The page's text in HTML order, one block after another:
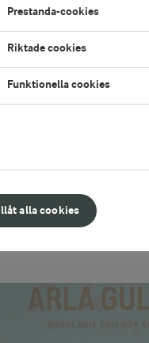
2025
alla cookies
Prestanda-cookies
Riktade cookies
Funktionella cookies